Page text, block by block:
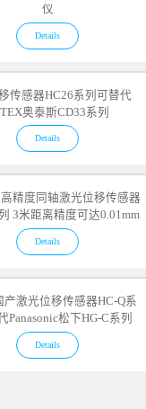
仪
Details
传感器HC26系列可替代
奥泰斯CD33系列
Details
精度同轴激光位移传感器
3米距离精度可达0.01mm
Details
产激光位移传感器HC-Q系
Panasonic松下HG-C系列
Details